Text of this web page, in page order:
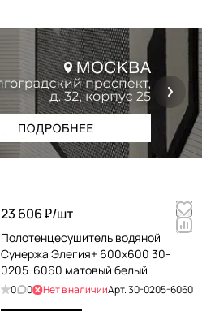
23 606 ₽/шт
Полотенцесушитель водяной
Сунержа Элегия+ 600х600 30-
0205-6060 матовый белый
0 0 Нет в наличииАрт.30-0205-6060